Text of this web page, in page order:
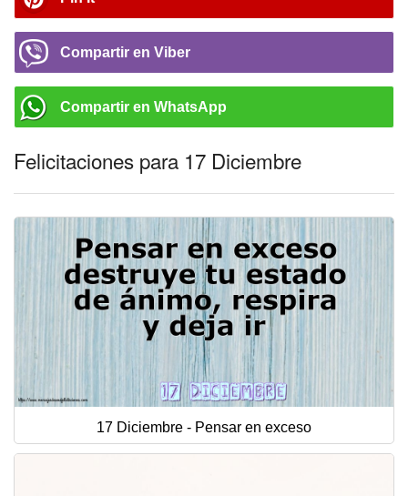
Compartir en Viber
Compartir en WhatsApp
Felicitaciones para 17 Diciembre
17 Diciembre - Pensar en exceso